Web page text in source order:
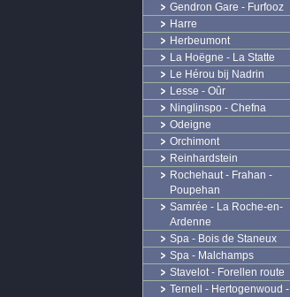
Gendron Gare - Furfooz
Harre
Herbeumont
La Hoëgne - La Statte
Le Hérou bij Nadrin
Lesse - Oûr
Ninglinspo - Chefna
Odeigne
Orchimont
Reinhardstein
Rochehaut - Frahan -
Poupehan
Samrée - La Roche-en-
Ardenne
Spa - Bois de Staneux
Spa - Malchamps
Stavelot - Forellen route
Ternell - Hertogenwoud -